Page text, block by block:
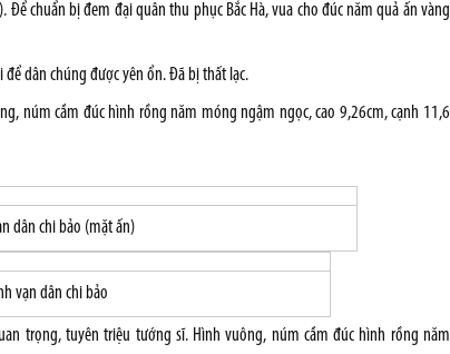
chuẩn bị đem đại quân thu phục Bắc Hà, vua cho đúc năm quả ấn vàng
để dân chúng được yên ổn. Đã bị thất lạc.
núm cầm đúc hình rồng năm móng ngậm ngọc, cao 9,26cm, cạnh 11,6
dân chi bảo (mặt ấn)
vạn dân chi bảo
trọng, tuyên triệu tướng sĩ. Hình vuông, núm cầm đúc hình rồng năm